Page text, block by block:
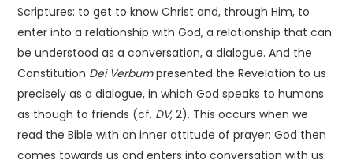
Scriptures: to get to know Christ and, through Him, to
enter into a relationship with God, a relationship that can
be understood as a conversation, a dialogue. And the
Constitution Dei Verbumpresented the Revelation to us
precisely as a dialogue, in which God speaks to humans
as though to friends (cf. DV,2). This occurs when we
read the Bible with an inner attitude of prayer: God then
comes towards us and enters into conversation with us.